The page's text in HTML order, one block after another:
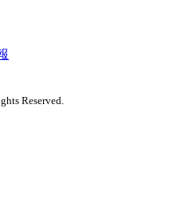
Reserved.